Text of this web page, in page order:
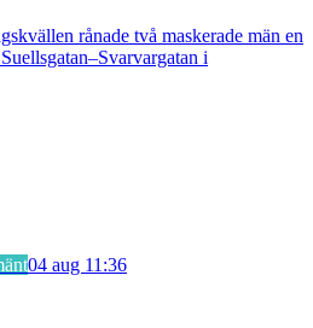
rånade två maskerade män en
i
04 aug 11:36